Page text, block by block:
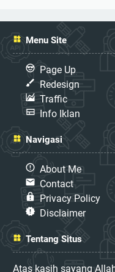
Menu Site
Page Up
Redesign
Traffic
Info Iklan
Navigasi
About Me
Contact
Privacy Policy
Disclaimer
Tentang Situs
Atas kasih sayang